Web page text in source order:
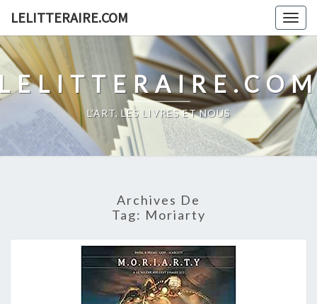
content
LELITTERAIRE.COM
L'ART, LES LIVRES ET NOUS
Archives De
Tag: Moriarty